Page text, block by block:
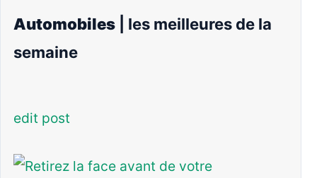
Automobiles | les meilleures de la
semaine
edit post